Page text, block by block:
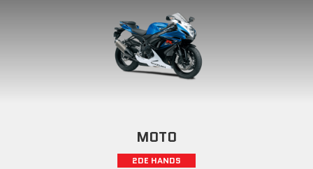
MOTO
2DE HANDS